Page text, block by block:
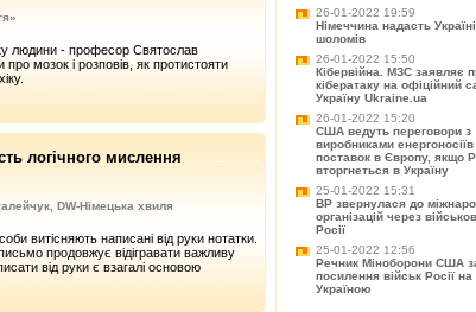
людини - професор Святослав
мозок і розповів, як протистояти
логічного мислення
DW-Німецька хвиля
витісняють написані від руки нотатки.
продовжує відігравати важливу
від руки є взагалі основою
26-01-2022 19:59
Німеччина надасть
шоломів
26-01-2022 15:50
Кібервійна. МЗС заявляє
кібератаку на офіційний
Україну Ukraine.ua
26-01-2022 15:20
США ведуть переговори з
виробниками
поставок в Європу, якщо
вторгнеться в Україну
25-01-2022 15:31
ВР звернулася до
організацій через
Росії
25-01-2022 12:56
Речник Міноборони США
посилення військ Росії на
Україною